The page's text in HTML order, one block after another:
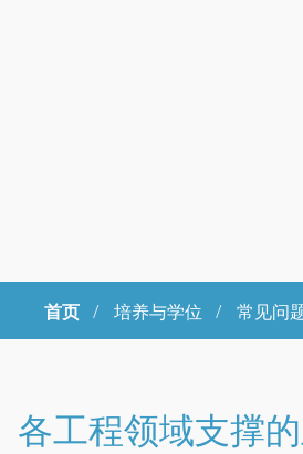
首页 / 培养与学位 / 常见问
各工程领域支撑